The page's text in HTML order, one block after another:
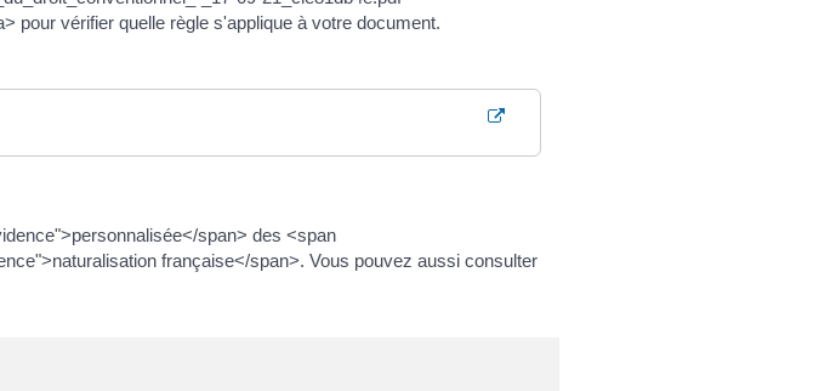
pour vérifier quelle règle s'applique à votre document.
span> des <span
française</span>. Vous pouvez aussi consulter